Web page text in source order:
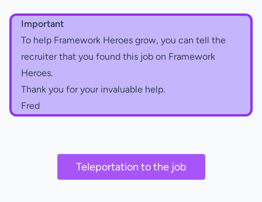
Important
To help Framework Heroes grow, you can tell the
recruiter that you found this job on Framework
Heroes.
Thank you for your invaluable help.
Fred
Teleportation to the job